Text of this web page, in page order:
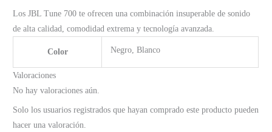
Los JBL Tune 700 te ofrecen una combinación insuperable de sonido
de alta calidad, comodidad extrema y tecnología avanzada.
Color Negro, Blanco
Valoraciones
No hay valoraciones aún.
Solo los usuarios registrados que hayan comprado este producto pueden
hacer una valoración.